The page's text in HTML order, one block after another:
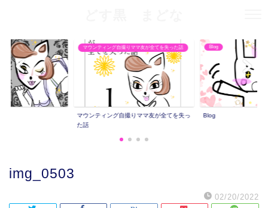
マウンティング自撮りママ友が全てを失った話
マウンティング自撮りママ友が全てを失っ
た話
Blog
Blog
img_0503
02/20/2022